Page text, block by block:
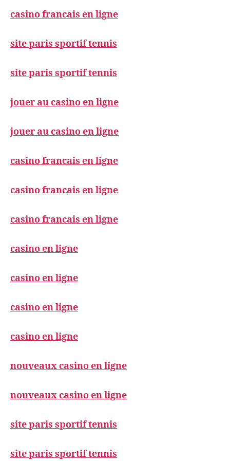
casino francais en ligne
site paris sportif tennis
site paris sportif tennis
jouer au casino en ligne
jouer au casino en ligne
casino francais en ligne
casino francais en ligne
casino francais en ligne
casino en ligne
casino en ligne
casino en ligne
casino en ligne
nouveaux casino en ligne
nouveaux casino en ligne
site paris sportif tennis
site paris sportif tennis